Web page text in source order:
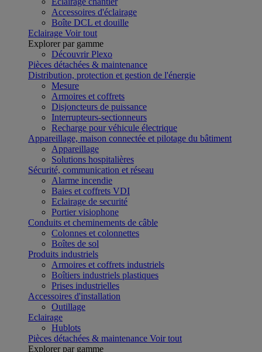
Accessoires d'éclairage
Boîte DCL et douille
Eclairage Voir tout
Explorer par gamme
Découvrir Plexo
Pièces détachées & maintenance
Distribution, protection et gestion de l'énergie
Mesure
Armoires et coffrets
Disjoncteurs de puissance
Interrupteurs-sectionneurs
Recharge pour véhicule électrique
Appareillage, maison connectée et pilotage du bâtiment
Appareillage
Solutions hospitalières
Sécurité, communication et réseau
Alarme incendie
Baies et coffrets VDI
Eclairage de securité
Portier visiophone
Conduits et cheminements de câble
Colonnes et colonnettes
Boîtes de sol
Produits industriels
Armoires et coffrets industriels
Boîtiers industriels plastiques
Prises industrielles
Accessoires d'installation
Outillage
Eclairage
Hublots
Pièces détachées & maintenance Voir tout
Explorer par gamme